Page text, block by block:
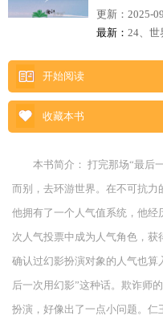
更新： 2025-
最新： 24、世
开始阅读
收藏本书
本书简介： 打完那场“最后
而别，去环游世界。在不可抗力
他拥有了一个人气值系统，他经
次人气投票中成为人气角色，获
确认过幻影扮演对象的人气也算
后一次用幻影”这种话。欺诈师
扮演，好像出了一点小问题。仁